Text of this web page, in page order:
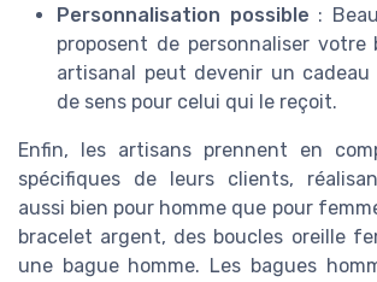
Personnalisation possible :
proposent de personnaliser votre
artisanal peut devenir un
de sens pour celui qui le reçoit.
Enfin, les artisans prennent en
spécifiques de leurs clients,
aussi bien pour homme que pour
bracelet argent, des boucles oreille
une bague homme. Les bagues